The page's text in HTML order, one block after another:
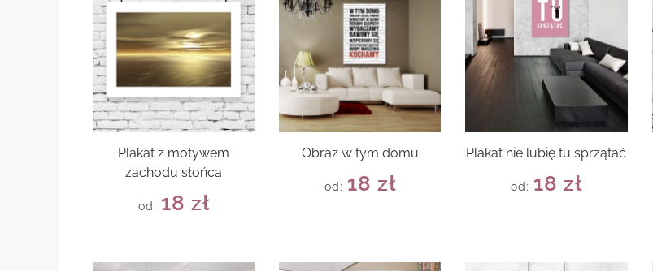
Plakat z motywem
zachodu słońca
od: 18 zł
Obraz w tym domu
od: 18 zł
Plakat nie lubię tu sprzątać
od: 18 zł